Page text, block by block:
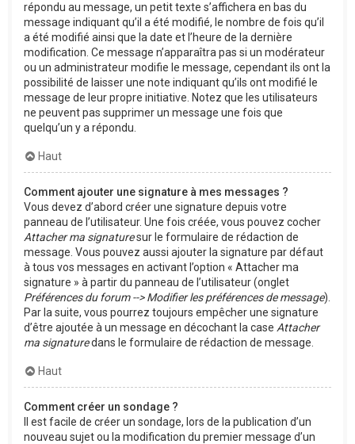
répondu au message, un petit texte s’affichera en bas du
message indiquant qu’il a été modifié, le nombre de fois qu’il
a été modifié ainsi que la date et l’heure de la dernière
modification. Ce message n’apparaîtra pas si un modérateur
ou un administrateur modifie le message, cependant ils ont la
possibilité de laisser une note indiquant qu’ils ont modifié le
message de leur propre initiative. Notez que les utilisateurs
ne peuvent pas supprimer un message une fois que
quelqu’un y a répondu.
Haut
Comment ajouter une signature à mes messages ?
Vous devez d’abord créer une signature depuis votre
panneau de l’utilisateur. Une fois créée, vous pouvez cocher
Attacher ma signaturesur le formulaire de rédaction de
message. Vous pouvez aussi ajouter la signature par défaut
à tous vos messages en activant l’option « Attacher ma
signature » à partir du panneau de l’utilisateur (onglet
Préférences du forum --> Modifier les préférences de message).
Par la suite, vous pourrez toujours empêcher une signature
d’être ajoutée à un message en décochant la case Attacher
ma signaturedans le formulaire de rédaction de message.
Haut
Comment créer un sondage ?
Il est facile de créer un sondage, lors de la publication d’un
nouveau sujet ou la modification du premier message d’un